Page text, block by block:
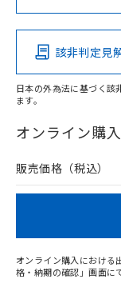
Pb
在庫等で未対応
問い合わせくださ
その他の
該非判定見
日本の外為法に基づく該
ます。
オンライン購入
販売価格（税込）
オンライン購入における
格・納期の確認」画面に